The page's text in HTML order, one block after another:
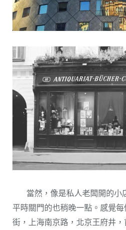
當然，像是私人老闆開的小
平時關門的也稍晚一點。感覺
街，上海南京路，北京王府井